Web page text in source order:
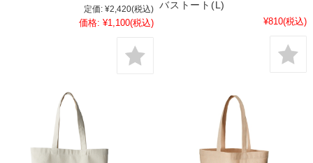
定価: ¥2,420(税込)
価格: ¥1,100(税込)
バストート(L)
¥810(税込)